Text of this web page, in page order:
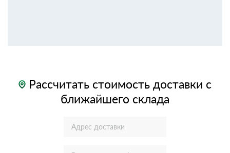
Рассчитать стоимость доставки с
ближайшего склада